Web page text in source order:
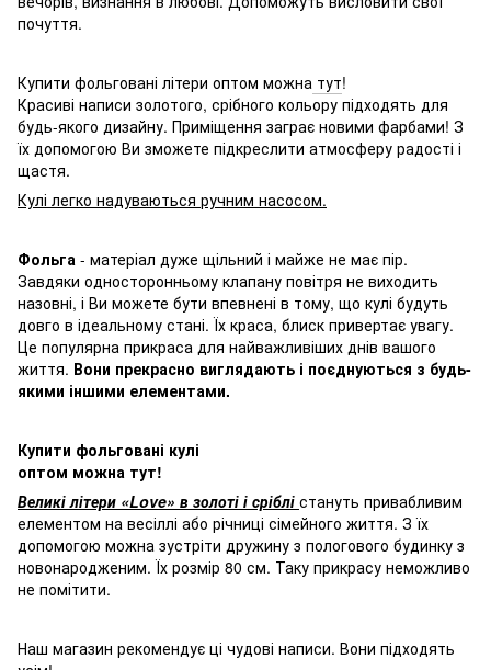
почуття.
Купити фольговані літери оптом можна тут!
Красиві написи золотого, срібного кольору підходять для
будь-якого дизайну. Приміщення заграє новими фарбами! З
їх допомогою Ви зможете підкреслити атмосферу радості і
щастя.
Кулі легко надуваються ручним насосом.
Фольга - матеріал дуже щільний і майже не має пір.
Завдяки односторонньому клапану повітря не виходить
назовні, і Ви можете бути впевнені в тому, що кулі будуть
довго в ідеальному стані. Їх краса, блиск привертає увагу.
Це популярна прикраса для найважливіших днів вашого
життя. Вони прекрасно виглядають і поєднуються з будь-
якими іншими елементами.
Купити фольговані кулі
оптом можна тут!
Великі літери «Love» в золоті і сріблі стануть привабливим
елементом на весіллі або річниці сімейного життя. З їх
допомогою можна зустріти дружину з пологового будинку з
новонародженим. Їх розмір 80 см. Таку прикрасу неможливо
не помітити.
Наш магазин рекомендує ці чудові написи. Вони підходять